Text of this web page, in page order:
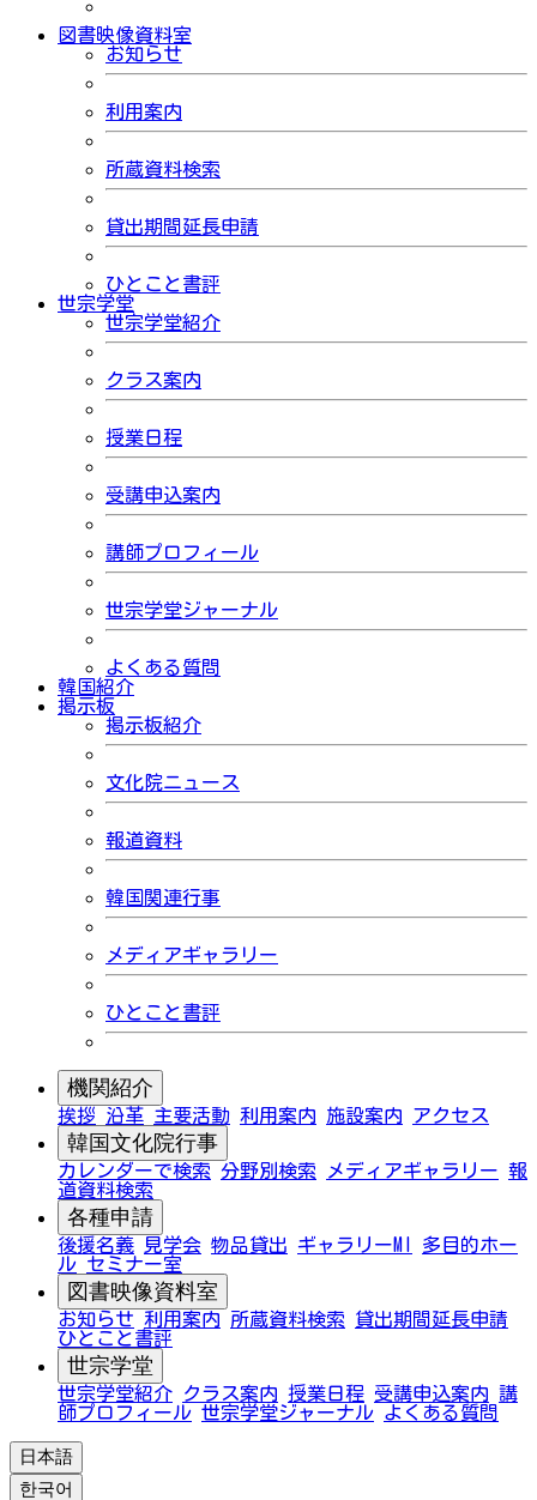
図書映像資料室
お知らせ
利用案内
所蔵資料検索
貸出期間延長申請
ひとこと書評
世宗学堂
世宗学堂紹介
クラス案内
授業日程
受講申込案内
講師プロフィール
世宗学堂ジャーナル
よくある質問
韓国紹介
掲示板
掲示板紹介
文化院ニュース
報道資料
韓国関連行事
メディアギャラリー
ひとこと書評
機関紹介
挨拶 沿革 主要活動 利用案内 施設案内 アクセス
韓国文化院行事
カレンダーで検索 分野別検索 メディアギャラリー 報
道資料検索
各種申請
後援名義 見学会 物品貸出 ギャラリーMI
多目的ホー
ル セミナー室
図書映像資料室
お知らせ 利用案内 所蔵資料検索
貸出期間延長申請
ひとこと書評
世宗学堂
世宗学堂紹介 クラス案内 授業日程 受講申込案内 講
師プロフィール 世宗学堂ジャーナル よくある質問
日本語
한국어